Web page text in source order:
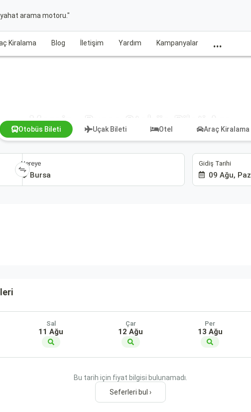
arama motoru."
Kiralama Blog İletişim Yardım Kampanyalar ...
Mersin - Bursa Otobüs Bileti Ara
Otobüs Bileti Uçak Bileti Otel Araç Kiralama
Nereye Gidiş Tarihi
09 Ağu, Paz
Sal
11 Ağu
Çar
12 Ağu
Per
13 Ağu
Bu tarih için fiyat bilgisi bulunamadı.
Seferleri bul ›